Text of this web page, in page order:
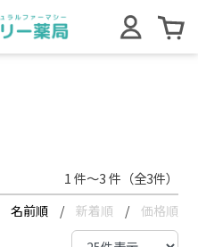
1 件～3 件（全3件）
名前順 / 新着順 / 価格順